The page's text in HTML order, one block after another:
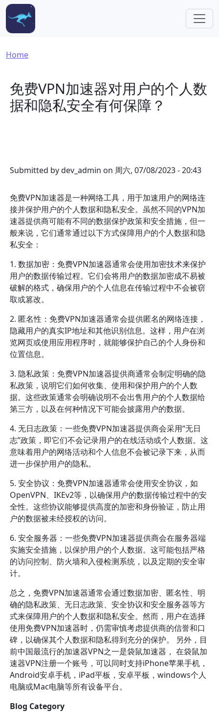
Skip to main content
Breadcrumb
Home
免费VPN加速器对用户的个人数
据和隐私安全有何保障？
Submitted bydev_admin on 周六, 07/08/2023 - 20:43
免费VPN加速器是一种网络工具，用于加速用户的网络连
接并保护用户的个人数据和隐私安全。虽然不同的VPN加
速器提供商可能有不同的数据保护政策和安全措施，但一
般来说，它们通常通过以下方式保障用户的个人数据和隐
私安全：
1. 数据加密：免费VPN加速器通常会使用加密技术来保护
用户的数据传输过程。它们会将用户的数据加密成不易被
破解的格式，确保用户的个人信息在传输过程中不会被窃
取或篡改。
2. 匿名性：免费VPN加速器通常会提供匿名的网络连接，
隐藏用户的真实IP地址和其他识别信息。这样，用户在浏
览网页或使用应用程序时，就能够保护自己的个人身份和
位置信息。
3. 隐私政策：免费VPN加速器提供商通常会制定明确的隐
私政策，说明它们如何收集、使用和保护用户的个人数
据。这些政策通常会明确说明不会出售用户的个人数据给
第三方，以及在何种情况下可能会披露用户的数据。
4. 无日志政策：一些免费VPN加速器提供商会采用“无日
志”政策，即它们不会记录用户的在线活动或个人数据。这
意味着用户的网络活动和个人信息不会被记录下来，从而
进一步保护用户的隐私。
5. 安全协议：免费VPN加速器通常会使用安全协议，如
OpenVPN、IKEv2等，以确保用户的数据传输过程中的安
全性。这些协议能够提供高度的加密和身份验证，防止用
户的数据被未经授权的访问。
6. 安全服务器：一些免费VPN加速器提供商会在服务器端
实施安全措施，以保护用户的个人数据。这可能包括严格
的访问控制、防火墙和入侵检测系统，以及定期的安全审
计。
总之，免费VPN加速器通常会通过数据加密、匿名性、明
确的隐私政策、无日志政策、安全协议和安全服务器等方
式来保障用户的个人数据和隐私安全。然而，用户在选择
使用免费VPN加速器时，仍需审慎考虑提供商的信誉和口
碑，以确保其个人数据和隐私得到充分的保护。 另外，目
前中国最流行的加速器VPN之一是袋鼠加速器， 在袋鼠加
速器VPN注册一个账号，可以同时支持iPhone苹果手机，
Android安卓手机，iPad平板，安卓平板，windows个人
电脑或Mac电脑等所有设备平台。
Blog Category